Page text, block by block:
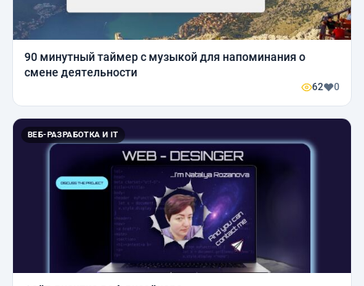
90 минутный таймер с музыкой для напоминания о
смене деятельности
62 0
ВЕБ-РАЗРАБОТКА И IT